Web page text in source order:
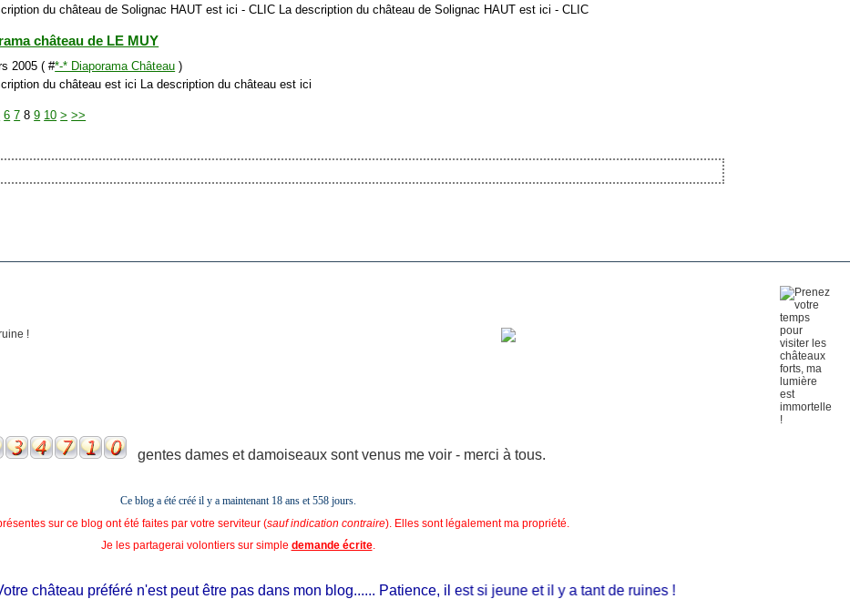
du château de Solignac HAUT est ici - CLIC La description du château de Solignac HAUT est ici - CLIC
château de LE MUY
2005 ( #*-* Diaporama Château )
du château est ici La description du château est ici
6 7 8 9 10 20
30
40
50
60
70
80
90
100
200
> >>
gentes dames et damoiseaux sont venus me voir - merci à tous.
Ce blog a été créé il y a maintenant 18 ans et 558 jours.
sur ce blog ont été faites par votre serviteur (sauf indication contraire). Elles sont légalement ma propriété.
Je les partagerai volontiers sur simple demande écrite.
château préféré n'est peut être pas dans mon blog...... Patience, il est si jeune et il y a tant de ruines !